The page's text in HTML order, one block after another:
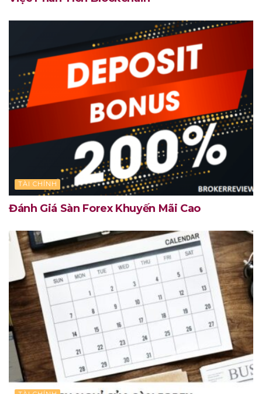
TÀI CHÍNH
Đánh Giá Sàn Forex Khuyến Mãi Cao